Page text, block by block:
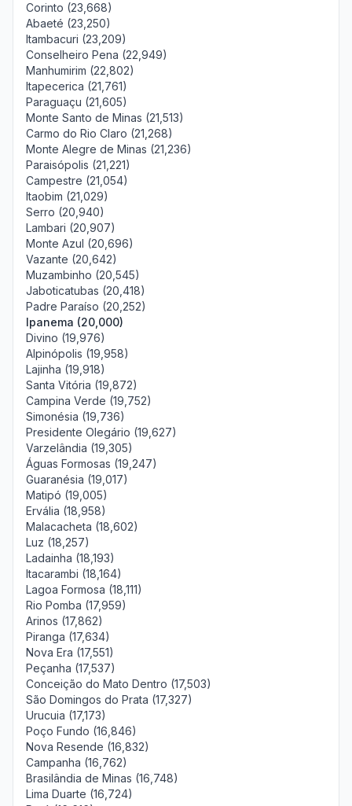
Corinto (23,668)
Abaeté (23,250)
Itambacuri (23,209)
Conselheiro Pena (22,949)
Manhumirim (22,802)
Itapecerica (21,761)
Paraguaçu (21,605)
Monte Santo de Minas (21,513)
Carmo do Rio Claro (21,268)
Monte Alegre de Minas (21,236)
Paraisópolis (21,221)
Campestre (21,054)
Itaobim (21,029)
Serro (20,940)
Lambari (20,907)
Monte Azul (20,696)
Vazante (20,642)
Muzambinho (20,545)
Jaboticatubas (20,418)
Padre Paraíso (20,252)
Ipanema (20,000)
Divino (19,976)
Alpinópolis (19,958)
Lajinha (19,918)
Santa Vitória (19,872)
Campina Verde (19,752)
Simonésia (19,736)
Presidente Olegário (19,627)
Varzelândia (19,305)
Águas Formosas (19,247)
Guaranésia (19,017)
Matipó (19,005)
Ervália (18,958)
Malacacheta (18,602)
Luz (18,257)
Ladainha (18,193)
Itacarambi (18,164)
Lagoa Formosa (18,111)
Rio Pomba (17,959)
Arinos (17,862)
Piranga (17,634)
Nova Era (17,551)
Peçanha (17,537)
Conceição do Mato Dentro (17,503)
São Domingos do Prata (17,327)
Urucuia (17,173)
Poço Fundo (16,846)
Nova Resende (16,832)
Campanha (16,762)
Brasilândia de Minas (16,748)
Lima Duarte (16,724)